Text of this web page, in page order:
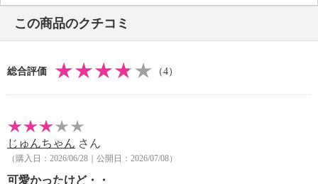
・個体差あり
【原産国（地）】
・中国製
この商品のクチコミ
総合評価 （4）
じゅんちゃん さん
（購入日：2026/06/28｜公開日：2026/07/08）
可愛かったけど・・